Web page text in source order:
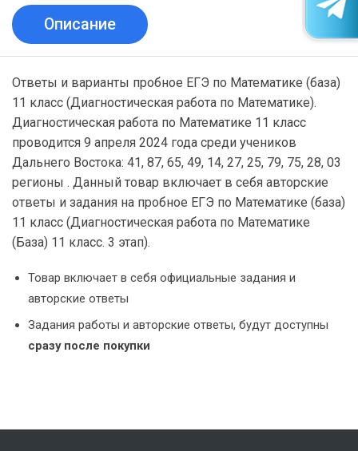
Описание
Ответы и варианты пробное ЕГЭ по Математике (база)
11 класс (Диагностическая работа по Математике).
Диагностическая работа по Математике 11 класс
проводится 9 апреля 2024 года среди учеников
Дальнего Востока: 41, 87, 65, 49, 14, 27, 25, 79, 75, 28, 03
регионы . Данный товар включает в себя авторские
ответы и задания на пробное ЕГЭ по Математике (база)
11 класс (Диагностическая работа по Математике
(База) 11 класс. 3 этап).
Товар включает в себя официальные задания и
авторские ответы
Задания работы и авторские ответы, будут доступны
сразу после покупки